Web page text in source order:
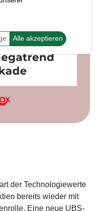
der Technologiewerte
bereits wieder mit
Eine neue UBS-
Alle akzeptieren